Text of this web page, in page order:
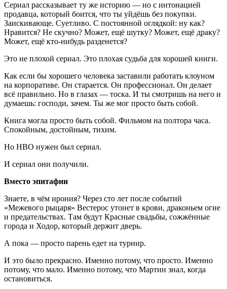
Сериал рассказывает ту же историю — но с интонацией
продавца, который боится, что ты уйдёшь без покупки.
Заискивающе. Суетливо. С постоянной оглядкой: ну как?
Нравится? Не скучно? Может, ещё шутку? Может, ещё драку?
Может, ещё кто-нибудь разденется?
Это не плохой сериал. Это плохая судьба для хорошей книги.
Как если бы хорошего человека заставили работать клоуном
на корпоративе. Он старается. Он профессионал. Он делает
всё правильно. Но в глазах — тоска. И ты смотришь на него и
думаешь: господи, зачем. Ты же мог просто быть собой.
Книга могла просто быть собой. Фильмом на полтора часа.
Спокойным, достойным, тихим.
Но HBO нужен был сериал.
И сериал они получили.
Вместо эпитафии
Знаете, в чём ирония? Через сто лет после событий
«Межевого рыцаря» Вестерос утонет в крови, драконьем огне
и предательствах. Там будут Красные свадьбы, сожжённые
города и Ходор, который держит дверь.
А пока — просто парень едет на турнир.
И это было прекрасно. Именно потому, что просто. Именно
потому, что мало. Именно потому, что Мартин знал, когда
остановиться.